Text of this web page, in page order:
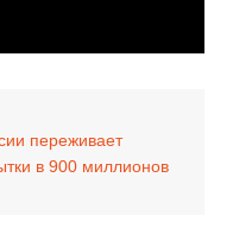
переживает
в 900 миллионов